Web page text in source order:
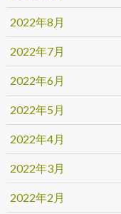
2022年8月
2022年7月
2022年6月
2022年5月
2022年4月
2022年3月
2022年2月